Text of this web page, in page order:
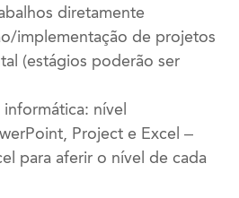
diretamente
implementação de projetos
(estágios poderão ser
nível
Project e Excel –
para aferir o nível de cada